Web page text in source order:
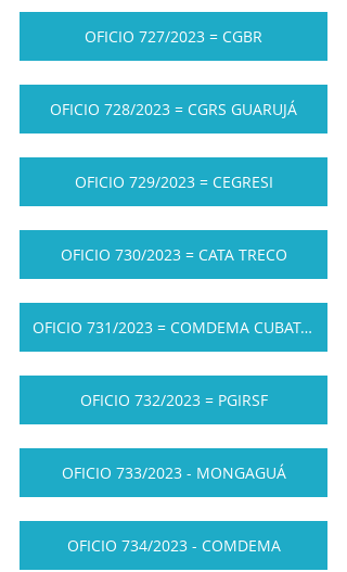
OFICIO 727/2023 = CGBR
OFICIO 728/2023 = CGRS GUARUJÁ
OFICIO 729/2023 = CEGRESI
OFICIO 730/2023 = CATA TRECO
OFICIO 731/2023 = COMDEMA CUBATÃO
OFICIO 732/2023 = PGIRSF
OFICIO 733/2023 - MONGAGUÁ
OFICIO 734/2023 - COMDEMA